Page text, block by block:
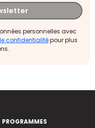
personnelles avec
confidentialitépour plus
PROGRAMMES